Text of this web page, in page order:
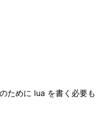
ために lua を書く必要も